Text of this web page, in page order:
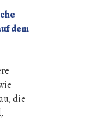
dem
die